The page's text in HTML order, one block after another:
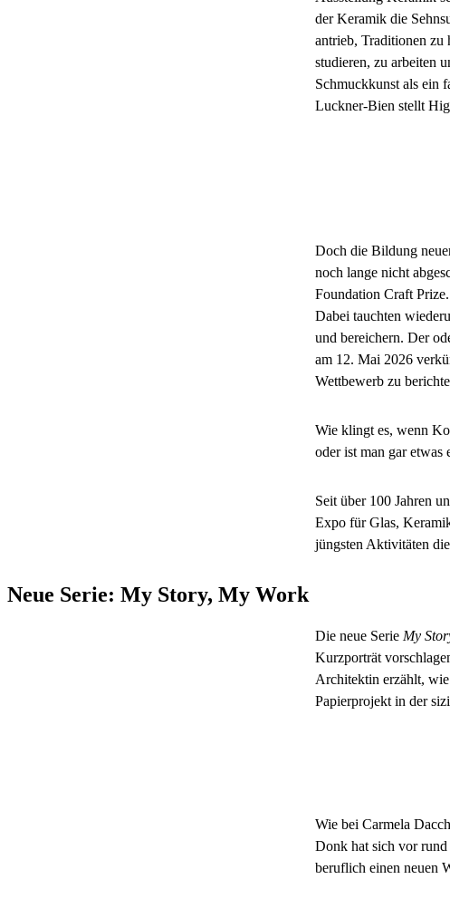
der Keramik die
antrieb, Traditionen zu
studieren, zu arbeiten
Schmuckkunst als ein
Luckner-Bien stellt
Doch die Bildung
noch lange nicht
Foundation Craft
Dabei tauchten
und bereichern. Der
am 12. Mai 2026
Wettbewerb zu
Wie klingt es, wenn
oder ist man gar etwas
Seit über 100 Jahren
Expo für Glas,
jüngsten Aktivitäten
Neue Serie: My Story, My Work
Die neue Serie My
Kurzporträt
Architektin erzählt,
Papierprojekt in der
Wie bei Carmela
Donk hat sich vor rund
beruflich einen neuen